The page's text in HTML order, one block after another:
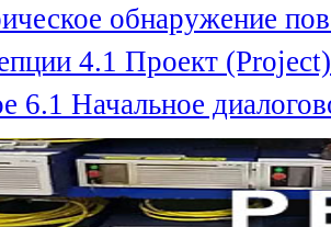
обнаружение
4.1 Проект (Project)
6.1 Начальное